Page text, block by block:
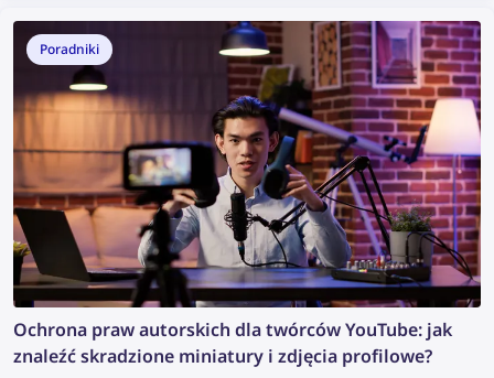
pomóc w dochodzeniu. Jak więc znaleźć więcej
informacji na podstawie zdjęcia?
Poradniki
Ochrona praw autorskich dla twórców YouTube: jak
znaleźć skradzione miniatury i zdjęcia profilowe?